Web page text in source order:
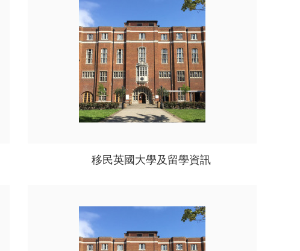
移民英國大學及留學資訊